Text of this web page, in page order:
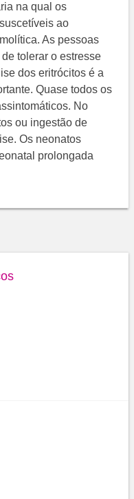
na qual os
ao
As pessoas
tolerar o estresse
dos eritrócitos é a
Quase todos os
No
ou ingestão de
Os neonatos
prolongada